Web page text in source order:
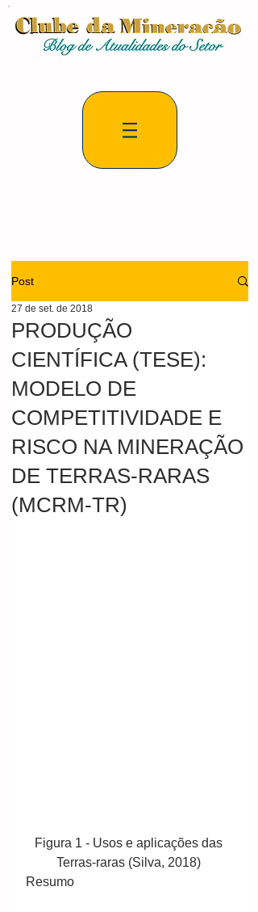
Post
PRODUÇÃO
CIENTÍFICA (TESE):
MODELO DE
COMPETITIVIDADE E
RISCO NA MINERAÇÃO
DE TERRAS-RARAS
(MCRM-TR)
27 de set. de 2018
Figura 1 - Usos e aplicações das
Terras-raras (Silva, 2018)
Resumo